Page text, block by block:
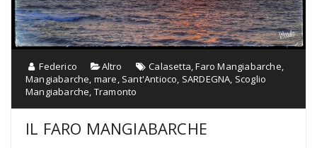
Federico Altro Calasetta,Faro Mangiabarche,
Mangiabarche, mare, Sant'Antioco, SARDEGNA, Scoglio
Mangiabarche, Tramonto
IL FARO MANGIABARCHE